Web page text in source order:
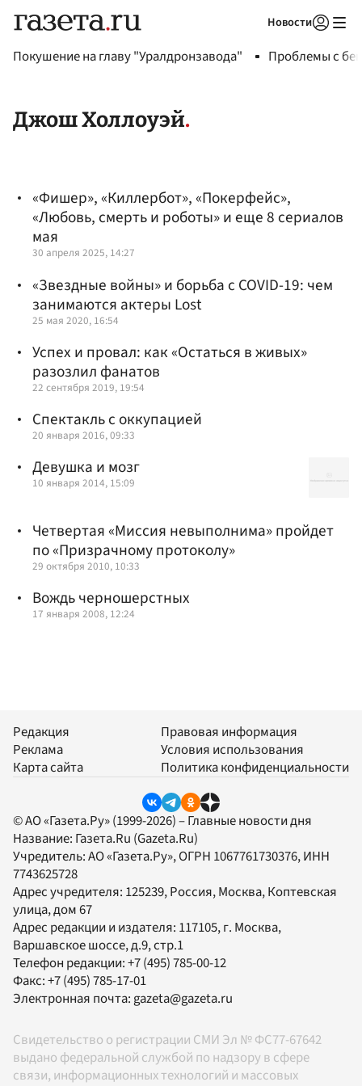
Новости
Покушение на главу "Уралдронзавода" Проблемы с
Джош Холлоуэй
«Фишер», «Киллербот», «Покерфейс»,
«Любовь, смерть и роботы» и еще 8 сериалов
мая
30 апреля 2025, 14:27
«Звездные войны» и борьба с COVID-19: чем
занимаются актеры Lost
25 мая 2020, 16:54
Успех и провал: как «Остаться в живых»
разозлил фанатов
22 сентября 2019, 19:54
Спектакль с оккупацией
20 января 2016, 09:33
Девушка и мозг
10 января 2014, 15:09
Четвертая «Миссия невыполнима» пройдет
по «Призрачному протоколу»
29 октября 2010, 10:33
Вождь черношерстных
17 января 2008, 12:24
Редакция
Реклама
Карта сайта
Правовая информация
Условия использования
Политика конфиденциальности
© АО «Газета.Ру» (1999-2026) – Главные новости дня
Название: Газета.Ru (Gazeta.Ru)
Учредитель:АО «Газета.Ру», ОГРН 1067761730376, ИНН
7743625728
Адрес учредителя: 125239, Россия, Москва, Коптевская
улица, дом 67
Адрес редакции и издателя: 117105, г. Москва,
Варшавское шоссе, д.9, стр.1
Телефон редакции:+7 (495) 785-00-12
Факс:+7 (495) 785-17-01
Электронная почта:gazeta@gazeta.ru
Свидетельство о регистрации СМИ Эл № ФС77-67642
выдано федеральной службой по надзору в сфере
связи, информационных технологий и массовых